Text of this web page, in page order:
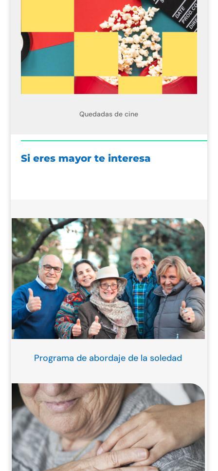
Quedadas de cine
Si eres mayor te interesa
Programa de abordaje de la soledad